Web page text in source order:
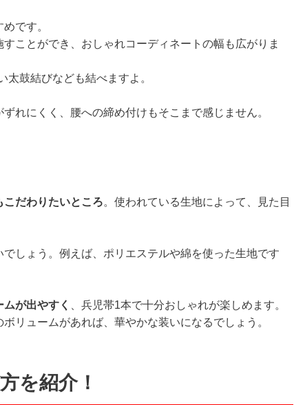
です。
ことができ、おしゃれコーディネートの幅も広がりま
鼓結びなども結べますよ。
れにくく、腰への締め付けもそこまで感じません。
こだわりたいところ。使われている生地によって、見た目
でしょう。例えば、ポリエステルや綿を使った生地です
が出やすく
、兵児帯1本で十分おしゃれが楽しめます。
リュームがあれば、華やかな装いになるでしょう。
を紹介！